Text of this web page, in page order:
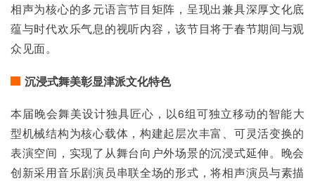
相声为核心的多元语言节目矩阵，呈现出兼具深厚文化底
蕴与时代欢乐气息的视听内容，该节目将于春节期间与观
众见面。
沉浸式舞美彰显津派文化特色
本届晚会舞美设计独具匠心，以6组可独立移动的智能大
型机械结构为核心载体，构建起层次丰富、可灵活变换的
表演空间，实现了从舞台向户外场景的沉浸式延伸。晚会
创新采用音乐剧演员串联全场的形式，将相声演员与素描